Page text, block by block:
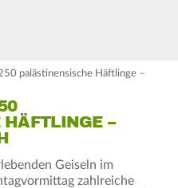
palästinensische Häftlinge –
–
Geiseln im
zahlreiche